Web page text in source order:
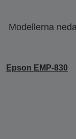
Modellerna
Epson EMP-830